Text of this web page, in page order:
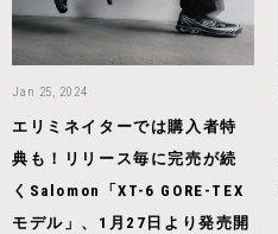
Jan 25, 2024
エリミネイターでは購入者特
典も！リリース毎に完売が続
くSalomon「XT-6 GORE-TEX
モデル」、1月27日より発売開